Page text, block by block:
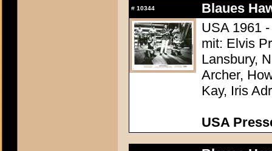
# 10344
Blaues
USA 1961
mit: Elvis
Lansbury,
Archer,
Kay, Iris
USA